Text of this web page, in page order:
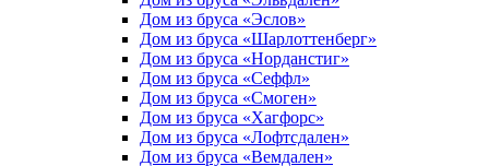
Дом из бруса «Эслов»
Дом из бруса «Шарлоттенберг»
Дом из бруса «Норданстиг»
Дом из бруса «Сеффл»
Дом из бруса «Смоген»
Дом из бруса «Хагфорс»
Дом из бруса «Лофтсдален»
Дом из бруса «Вемдален»